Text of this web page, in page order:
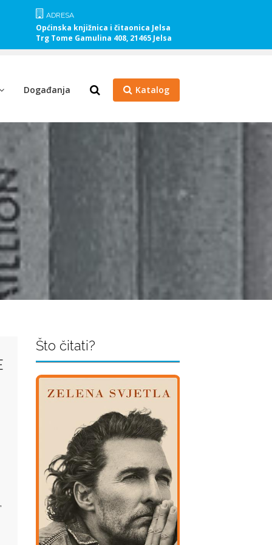
ADRESA
Općinska knjižnica i čitaonica Jelsa
Trg Tome Gamulina 408, 21465 Jelsa
Događanja Katalog
Što čitati?